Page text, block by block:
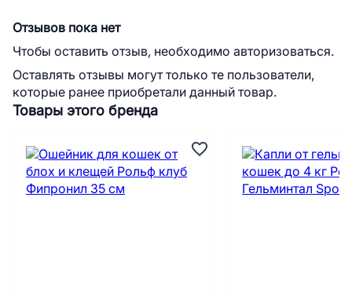
Товары этого бренда
Отзывов пока нет
Чтобы оставить отзыв, необходимо авторизоваться.
Оставлять отзывы могут только те пользователи,
которые ранее приобретали данный товар.